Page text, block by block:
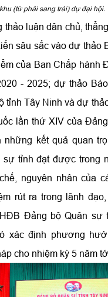
(từ phải sang trái) dự đại hội.
luận dân chủ,
sâu sắc vào dự thảo
của Ban Chấp hành
- 2025; dự thảo
Tây Ninh và dự
lần thứ XIV của
những kết quả quan
tỉnh đạt được trong
nguyên nhân của
rút ra trong lãnh
Đảng bộ Quân sự
xác định phương
cho nhiệm kỳ 5 năm